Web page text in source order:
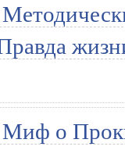
Миф о